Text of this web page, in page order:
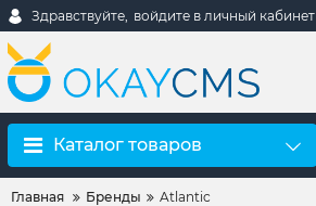
Здравствуйте, войдите в личный кабинет
Каталог товаров
Главная Бренды Atlantic